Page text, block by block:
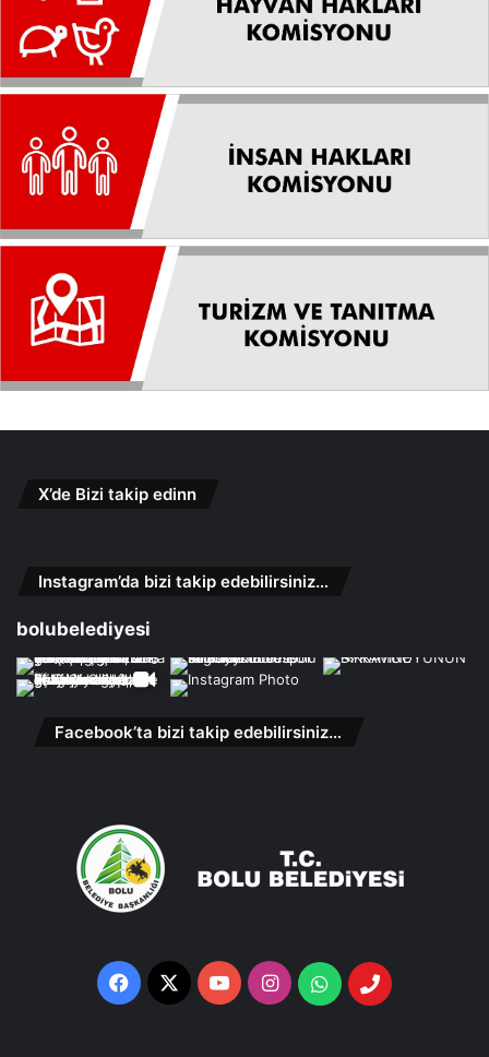
X’de Bizi takip edinn
Instagram’da bizi takip edebilirsiniz…
bolubelediyesi
Facebook’ta bizi takip edebilirsiniz…
Facebook
X YouTubeInstagramWhatsappTelefon